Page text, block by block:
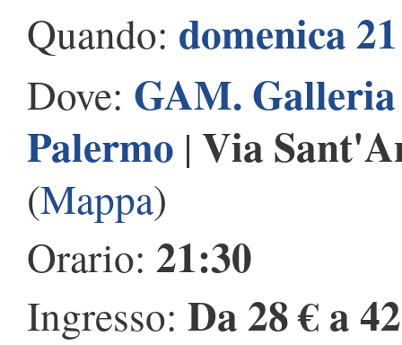
Quando: domenica
Dove: GAM.
Palermo | Via
(Mappa)
Orario: 21:30
Ingresso: Da 28 € a